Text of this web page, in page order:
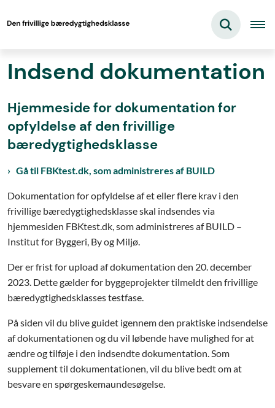
Indsend dokumentation
Hjemmeside for dokumentation for
opfyldelse af den frivillige
bæredygtighedsklasse
Gå til FBKtest.dk, som administreres af BUILD
Dokumentation for opfyldelse af et eller flere krav i den
frivillige bæredygtighedsklasse skal indsendes via
hjemmesiden FBKtest.dk, som administreres af BUILD –
Institut for Byggeri, By og Miljø.
Der er frist for upload af dokumentation den 20. december
2023. Dette gælder for byggeprojekter tilmeldt den frivillige
bæredygtighedsklasses testfase.
På siden vil du blive guidet igennem den praktiske indsendelse
af dokumentationen og du vil løbende have mulighed for at
ændre og tilføje i den indsendte dokumentation. Som
supplement til dokumentationen, vil du blive bedt om at
besvare en spørgeskemaundesøgelse.